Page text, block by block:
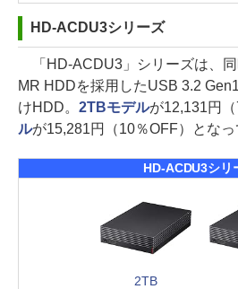
HD-ACDU3シリーズ
「HD-ACDU3」シリーズは、
MR HDDを採用したUSB 3.2
けHDD。 2TBモデルが12,131円（
ルが15,281円（10％OFF）となっ
HD-ACDU3シリ
2TB